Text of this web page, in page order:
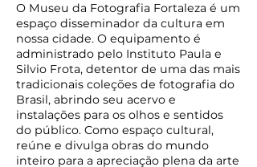
O Museu da Fotografia Fortaleza é um
espaço disseminador da cultura em
nossa cidade. O equipamento é
administrado pelo Instituto Paula e
Silvio Frota, detentor de uma das mais
tradicionais coleções de fotografia do
Brasil, abrindo seu acervo e
instalações para os olhos e sentidos
do público. Como espaço cultural,
reúne e divulga obras do mundo
inteiro para a apreciação plena da arte